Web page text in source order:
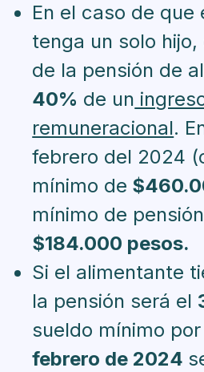
En el caso de que
tenga un solo
de la pensión de
40% de un
remuneracional.
febrero del 2024
mínimo de
mínimo de
$184.000 pesos.
Si el alimentante
la pensión será el
sueldo mínimo
febrero de 2024